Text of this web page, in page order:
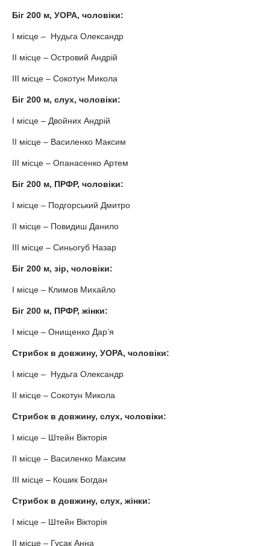
Біг 200 м, УОРА, чоловіки:
І місце – Нудьга Олександр
ІІ місце – Островий Андрій
ІІІ місце – Сокотун Микола
Біг 200 м, слух, чоловіки:
І місце – Двойних Андрій
ІІ місце – Василенко Максим
ІІІ місце – Опанасенко Артем
Біг 200 м, ПРФР, чоловіки:
І місце – Подгорський Дмитро
ІІ місце – Повидиш Данило
ІІІ місце – Синьогуб Назар
Біг 200 м, зір, чоловіки:
І місце – Климов Михайло
Біг 200 м, ПРФР, жінки:
І місце – Онищенко Дар’я
Стрибок в довжину, УОРА, чоловіки:
І місце – Нудьга Олександр
ІІ місце – Сокотун Микола
Стрибок в довжину, слух, чоловіки:
І місце – Штейн Вікторія
ІІ місце – Василенко Максим
ІІІ місце – Кошик Богдан
Стрибок в довжину, слух, жінки:
І місце – Штейн Вікторія
ІІ місце – Гусак Анна